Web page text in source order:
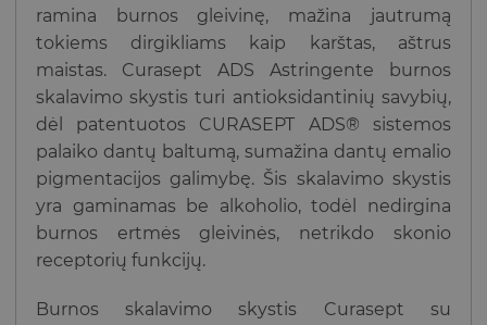
ramina burnos gleivinę, mažina jautrumą
tokiems dirgikliams kaip karštas, aštrus
maistas. Curasept ADS Astringente burnos
skalavimo skystis turi antioksidantinių savybių,
dėl patentuotos CURASEPT ADS® sistemos
palaiko dantų baltumą, sumažina dantų emalio
pigmentacijos galimybę. Šis skalavimo skystis
yra gaminamas be alkoholio, todėl nedirgina
burnos ertmės gleivinės, netrikdo skonio
receptorių funkcijų.
Burnos skalavimo skystis Curasept su